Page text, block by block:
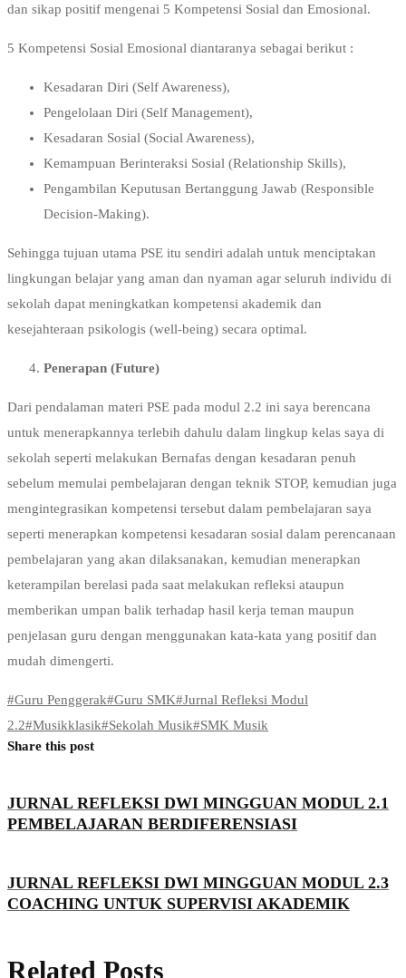
dan sikap positif mengenai 5 Kompetensi Sosial dan Emosional.
5 Kompetensi Sosial Emosional diantaranya sebagai berikut :
Kesadaran Diri (Self Awareness),
Pengelolaan Diri (Self Management),
Kesadaran Sosial (Social Awareness),
Kemampuan Berinteraksi Sosial (Relationship Skills),
Pengambilan Keputusan Bertanggung Jawab (Responsible
Decision-Making).
Sehingga tujuan utama PSE itu sendiri adalah untuk menciptakan
lingkungan belajar yang aman dan nyaman agar seluruh individu di
sekolah dapat meningkatkan kompetensi akademik dan
kesejahteraan psikologis (well-being) secara optimal.
Penerapan (Future)
Dari pendalaman materi PSE pada modul 2.2 ini saya berencana
untuk menerapkannya terlebih dahulu dalam lingkup kelas saya di
sekolah seperti melakukan Bernafas dengan kesadaran penuh
sebelum memulai pembelajaran dengan teknik STOP, kemudian juga
mengintegrasikan kompetensi tersebut dalam pembelajaran saya
seperti menerapkan kompetensi kesadaran sosial dalam perencanaan
pembelajaran yang akan dilaksanakan, kemudian menerapkan
keterampilan berelasi pada saat melakukan refleksi ataupun
memberikan umpan balik terhadap hasil kerja teman maupun
penjelasan guru dengan menggunakan kata-kata yang positif dan
mudah dimengerti.
#Guru Penggerak#Guru SMK#Jurnal Refleksi Modul
2.2#Musikklasik#Sekolah Musik#SMK Musik
Share this post
JURNAL REFLEKSI DWI MINGGUAN MODUL 2.1
PEMBELAJARAN BERDIFERENSIASI
JURNAL REFLEKSI DWI MINGGUAN MODUL 2.3
COACHING UNTUK SUPERVISI AKADEMIK
Related Posts